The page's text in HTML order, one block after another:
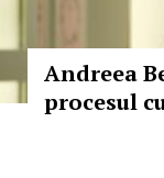
Andreea
procesul